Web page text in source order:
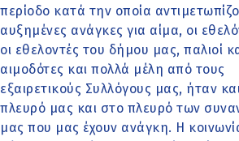
περίοδο κατά την οποία
αυξημένες ανάγκες για αίμα, οι
οι εθελοντές του δήμου μας, παλιοί
αιμοδότες και πολλά μέλη από τους
εξαιρετικούς Συλλόγους μας, ήταν
πλευρό μας και στο πλευρό των
μας που μας έχουν ανάγκη. Η